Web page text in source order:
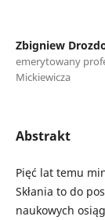
Zbigniew
emerytowany
Mickiewicza
Abstrakt
Pięć lat temu
Skłania to do
naukowych